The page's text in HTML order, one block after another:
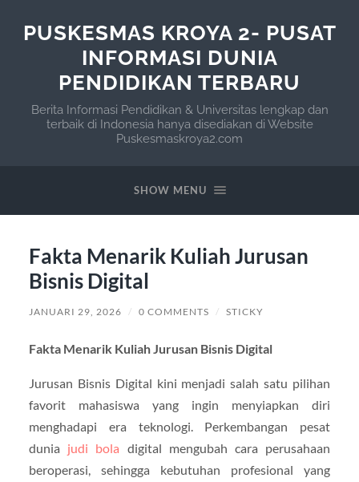
PUSKESMAS KROYA 2- PUSAT
INFORMASI DUNIA
PENDIDIKAN TERBARU
Berita Informasi Pendidikan & Universitas lengkap dan
terbaik di Indonesia hanya disediakan di Website
Puskesmaskroya2.com
SHOW MENU
Fakta Menarik Kuliah Jurusan
Bisnis Digital
JANUARI 29, 2026 / 0 COMMENTS / STICKY
Fakta Menarik Kuliah Jurusan Bisnis Digital
Jurusan Bisnis Digital kini menjadi salah satu pilihan
favorit mahasiswa yang ingin menyiapkan diri
menghadapi era teknologi. Perkembangan pesat
dunia judi bola digital mengubah cara perusahaan
beroperasi, sehingga kebutuhan profesional yang